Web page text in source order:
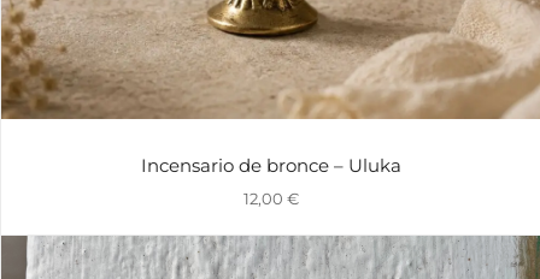
Incensario de bronce – Uluka
12,00 €